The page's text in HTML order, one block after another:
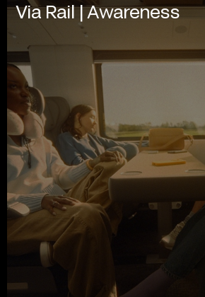
Via Rail | Awareness